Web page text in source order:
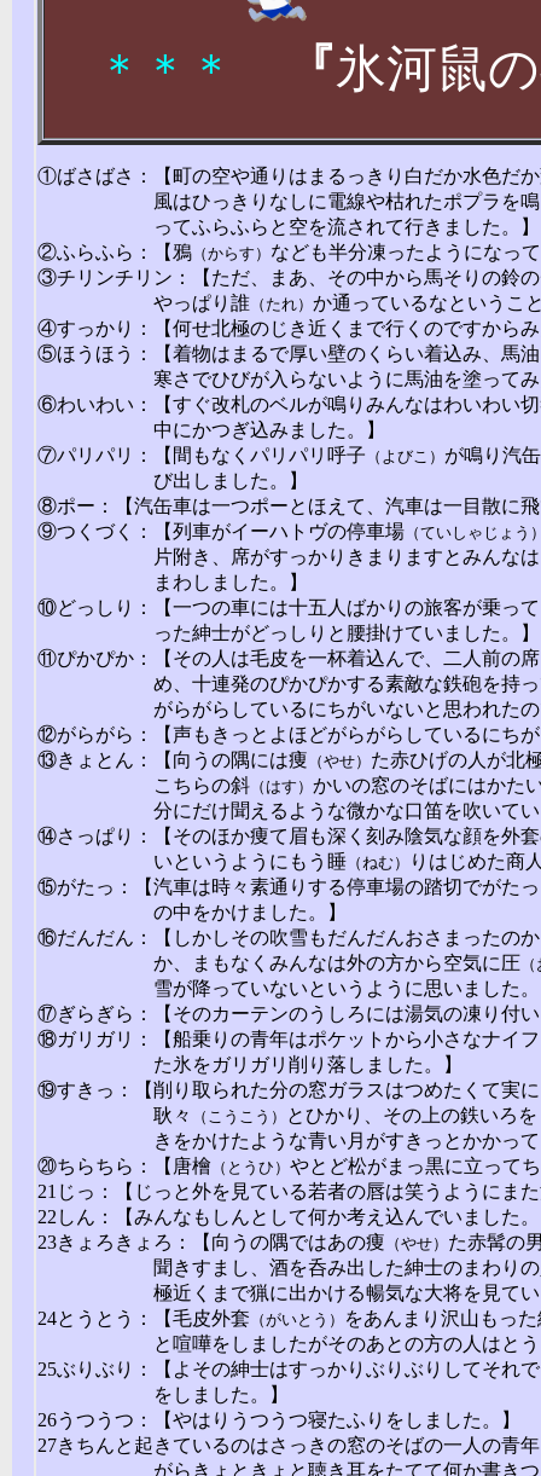
＊＊＊ 『氷河鼠
①ばさばさ：【町の空や通りはまるっきり白だか水色だ
風はひっきりなしに電線や枯れたポプラを
ってふらふらと空を流されて行きました。】
②ふらふら：【鴉 （からす） なども半分凍ったようになっ
③チリンチリン：【ただ、まあ、その中から馬そりの鈴
やっぱり誰 （たれ） か通っているなというこ
④すっかり：【何せ北極のじき近くまで行くのですから
⑤ほうほう：【着物はまるで厚い壁のくらい着込み、馬油
寒さでひびが入らないように馬油を塗って
⑥わいわい：【すぐ改札のベルが鳴りみんなはわいわい
中にかつぎ込みました。】
⑦パリパリ：【間もなくパリパリ呼子 （よびこ） が鳴り汽
び出しました。】
⑧ポー：【汽缶車は一つポーとほえて、汽車は一目散に
⑨つくづく：【列車がイーハトヴの停車場 （ていしゃじょう
片附き、席がすっかりきまりますとみんな
まわしました。】
⑩どっしり：【一つの車には十五人ばかりの旅客が乗っ
った紳士がどっしりと腰掛けていました。】
⑪ぴかぴか：【その人は毛皮を一杯着込んで、二人前の
め、十連発のぴかぴかする素敵な鉄砲を持
がらがらしているにちがいないと思われた
⑫がらがら：【声もきっとよほどがらがらしているにち
⑬きょとん：【向うの隅には痩 （やせ） た赤ひげの人が北
こちらの斜 （はす） かいの窓のそばにはかた
分にだけ聞えるような微かな口笛を吹いて
⑭さっぱり：【そのほか痩て眉も深く刻み陰気な顔を外
いというようにもう睡 （ねむ）
りはじめた商
⑮がたっ：【汽車は時々素通りする停車場の踏切でがた
の中をかけました。】
⑯だんだん：【しかしその吹雪もだんだんおさまったの
か、まもなくみんなは外の方から空気に圧
雪が降っていないというように思いました
⑰ぎらぎら：【そのカーテンのうしろには湯気の凍り付
⑱ガリガリ：【船乗りの青年はポケットから小さなナイ
た氷をガリガリ削り落しました。】
⑲すきっ：【削り取られた分の窓ガラスはつめたくて実
耿々
（こうこう）
とひかり、その上の鉄いろ
きをかけたような青い月がすきっとかかっ
⑳ちらちら：【唐檜 （とうひ） やとど松がまっ黒に立って
21じっ：【じっと外を見ている若者の唇は笑うようにま
22しん：【みんなもしんとして何か考え込んでいました
23きょろきょろ：【向うの隅ではあの痩 （やせ） た赤髯の
聞きすまし、酒を呑み出した紳士のまわり
極近くまで猟に出かける暢気な大将を見て
24とうとう：【毛皮外套 （がいとう）
をあんまり沢山もっ
と喧嘩をしましたがそのあとの方の人はと
25ぶりぶり：【よその紳士はすっかりぶりぶりしてそれ
をしました。】
26うつうつ：【やはりうつうつ寝たふりをしました。】
27きちんと起きているのはさっきの窓のそばの一人の青
がらきょときょと聴き耳をたてて何か書き